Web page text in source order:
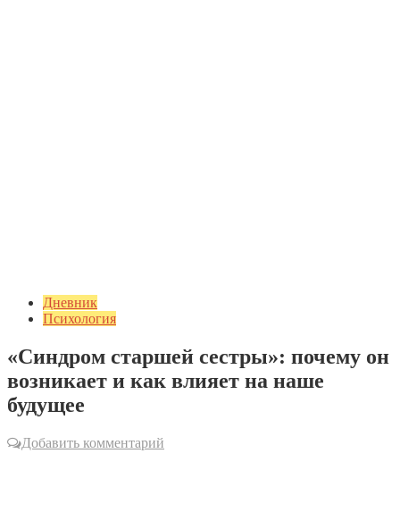
Дневник
Психология
«Синдром старшей сестры»: почему он
возникает и как влияет на наше
будущее
Добавить комментарий